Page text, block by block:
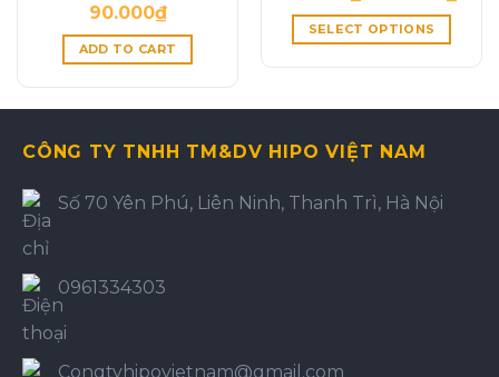
90.000₫
ADD TO CART
SELECT OPTIONS
CÔNG TY TNHH TM&DV HIPO VIỆT NAM
Số 70 Yên Phú, Liên Ninh, Thanh Trì, Hà Nội
0961334303
Congtyhipovietnam@gmail.com